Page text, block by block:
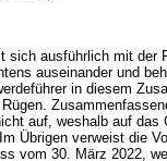
sich ausführlich mit der
auseinander und
in diesem
auf, weshalb auf das
Übrigen verweist die
vom 30. März 2022,